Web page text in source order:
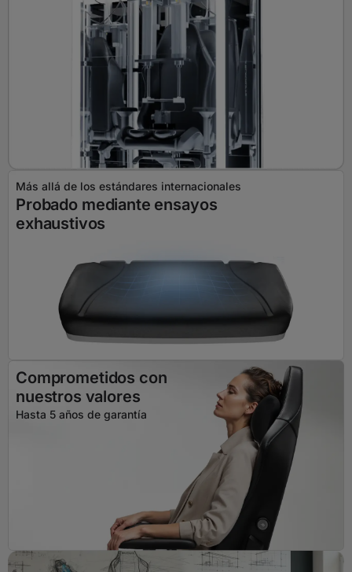
Probado mediante ensayos
exhaustivos
Más allá de los estándares internacionales
Comprometidos con
nuestros valores
Hasta 5 años de garantía